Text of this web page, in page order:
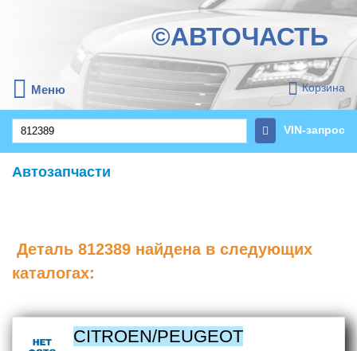
©АВТОЧАСТЬ
Меню Корзина
VIN-запрос
Автозапчасти
Деталь 812389 найдена в следующих
каталогах:
CITROEN/PEUGEOT